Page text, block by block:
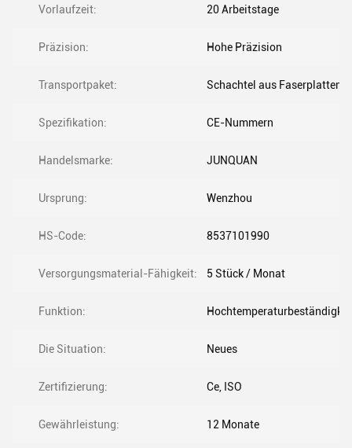
Vorlaufzeit: 20 Arbeitstage
Präzision: Hohe Präzision
Transportpaket: Schachtel aus Faserplatten
Spezifikation: CE-Nummern
Handelsmarke: JUNQUAN
Ursprung: Wenzhou
HS-Code: 8537101990
Versorgungsmaterial-Fähigkeit: 5 Stück / Monat
Funktion:
Die Situation: Neues
Zertifizierung: Ce, ISO
Gewährleistung: 12 Monate